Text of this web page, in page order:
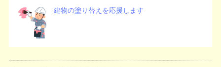
建物の塗り替えを応援します